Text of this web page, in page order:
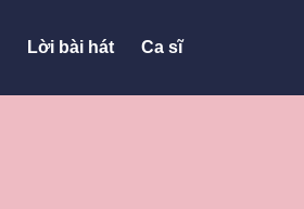
Lời bài hát Ca sĩ